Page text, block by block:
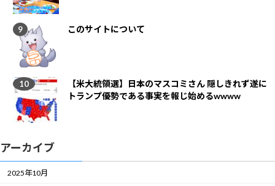
このサイトについて
【米大統領選】日本のマスコミさん 隠しきれず遂に
トランプ優勢である事実を報じ始めるwwww
アーカイブ
2025年10月